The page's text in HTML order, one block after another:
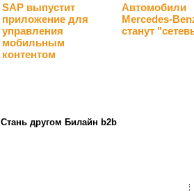
SAP выпустит
приложение для
управления
мобильным
контентом
Автомобили
Mercedes-
станут
Стань другом Билайн b2b